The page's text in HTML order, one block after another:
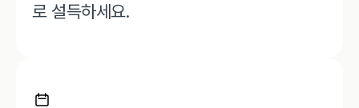
로 설득하세요.